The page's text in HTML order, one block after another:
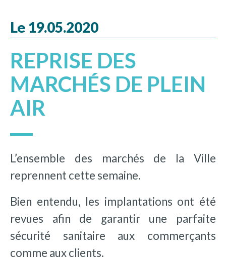
Le 19.05.2020
REPRISE DES
MARCHÉS DE PLEIN
AIR
L’ensemble des marchés de la Ville
reprennent cette semaine.
Bien entendu, les implantations ont été
revues afin de garantir une parfaite
sécurité sanitaire aux commerçants
comme aux clients.